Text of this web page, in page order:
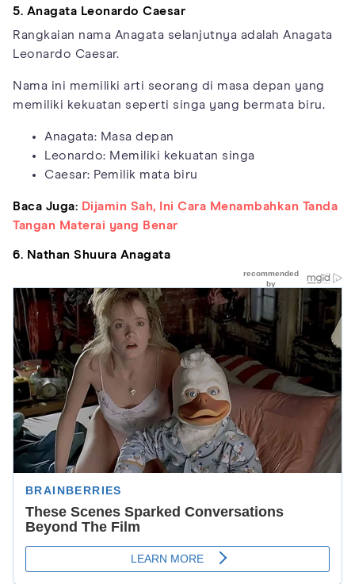
5. Anagata Leonardo Caesar
Rangkaian nama Anagata selanjutnya adalah Anagata
Leonardo Caesar.
Nama ini memiliki arti seorang di masa depan yang
memiliki kekuatan seperti singa yang bermata biru.
Anagata: Masa depan
Leonardo: Memiliki kekuatan singa
Caesar: Pemilik mata biru
Baca Juga: Dijamin Sah, Ini Cara Menambahkan Tanda
Tangan Materai yang Benar
6. Nathan Shuura Anagata